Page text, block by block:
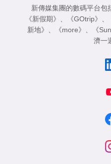
新傳媒集團的數碼平台包
《新假期》
《GOtrip》
新地》
《more》 《
濟一